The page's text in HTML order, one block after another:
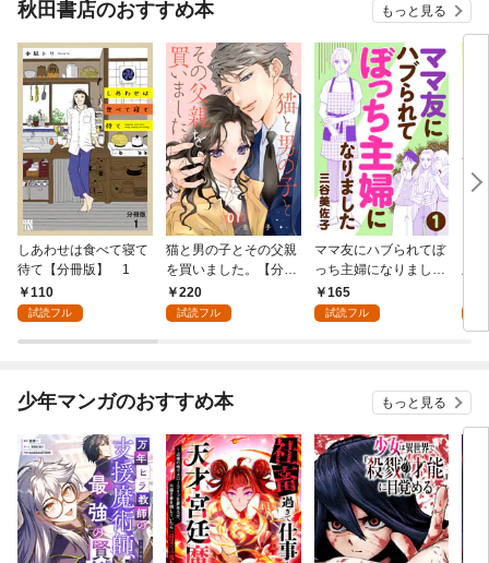
秋田書店のおすすめ本 もっと見る
しあわせは食べて寝て
待て【分冊版】 1
110
試読フル
猫と男の子とその父親
を買いました。【分冊
版】 1
220
試読フル
ママ友にハブられてぼ
っち主婦になりました
【分冊版】 1
165
試読フル
版
少年マンガのおすすめ本 もっと見る